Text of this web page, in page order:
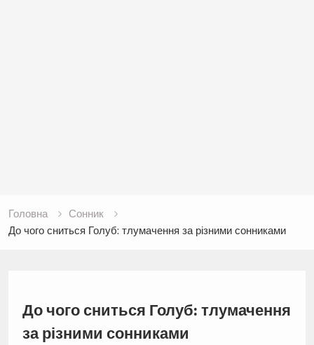
Головна
Сонник
До чого сниться Голуб: тлумачення за різними сонниками
До чого сниться Голуб: тлумачення
за різними сонниками